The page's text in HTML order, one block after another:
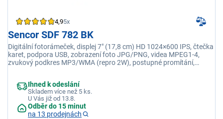
4,95x
Sencor SDF 782 BK
Digitální fotorámeček, displej 7" (17,8 cm) HD 1024×600 IPS, čtečka
karet, podpora USB, zobrazení foto JPG/PNG, videa MPEG1-4,
zvukový podkres MP3/WMA (repro 2W), postupné promítání,
Ihned k odeslání
Skladem více než 5 ks.
U Vás již od 13.8.
Odběr do 15 minut
na 13 prodejnách